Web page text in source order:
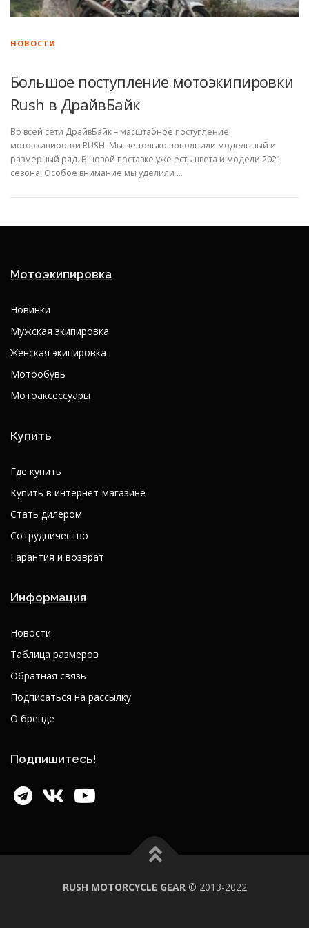
НОВОСТИ
Большое поступление мотоэкипировки
Rush в ДрайвБайк
Во всей сети ДрайвБайк – масштабное поступление
мотоэкипировки RUSH. Мы не только пополнили модельный и
размерный ряд. В новой поставке уже есть цвета и модели 2021
сезона! Особое внимание мы уделили …
Мотоэкипировка
Новинки
Мужская экипировка
Женская экипировка
Мотообувь
Мотоаксессуары
Купить
Где купить
Купить в интернет-магазине
Стать дилером
Сотрудничество
Гарантия и возврат
Информация
Новости
Таблица размеров
Обратная связь
Подписаться на рассылку
О бренде
Подпишитесь!
RUSH MOTORCYCLE GEAR© 2013-2022